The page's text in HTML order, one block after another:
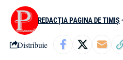
REDACȚIA PAGINA DE TIMIȘ
Distribuie